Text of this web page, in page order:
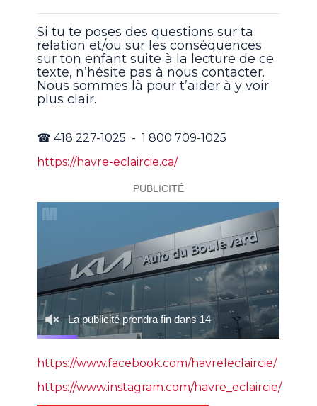
Si tu te poses des questions sur ta
relation et/ou sur les conséquences
sur ton enfant suite à la lecture de ce
texte, n’hésite pas à nous contacter.
Nous sommes là pour t’aider à y voir
plus clair.
☎ 418 227-1025 - 1 800 709-1025
https://havre-eclaircie.ca/
https://www.facebook.com/havreleclaircie/
https://www.instagram.com/havre_eclaircie/